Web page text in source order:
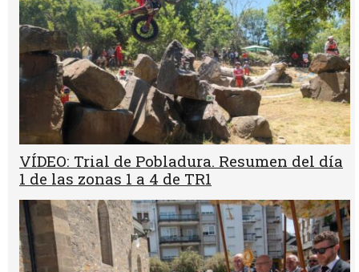
VÍDEO: Trial de Pobladura. Resumen del día
1 de las zonas 1 a 4 de TR1